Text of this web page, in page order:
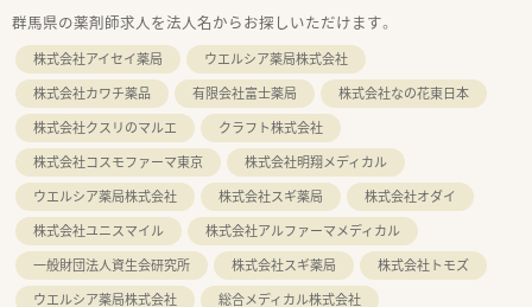
群馬県の薬剤師求人を法人名からお探しいただけます。
株式会社アイセイ薬局
ウエルシア薬局株式会社
株式会社カワチ薬品
有限会社富士薬局
株式会社なの花東日本
株式会社クスリのマルエ
クラフト株式会社
株式会社コスモファーマ東京
株式会社明翔メディカル
ウエルシア薬局株式会社
株式会社スギ薬局
株式会社オダイ
株式会社ユニスマイル
株式会社アルファーマメディカル
一般財団法人資生会研究所
株式会社スギ薬局
株式会社トモズ
ウエルシア薬局株式会社
総合メディカル株式会社